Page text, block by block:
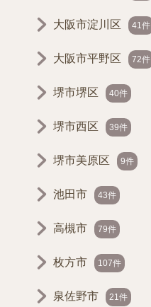
大阪市淀川区 41件
大阪市平野区 72件
堺市堺区 40件
堺市西区 39件
堺市美原区 9件
池田市 43件
高槻市 79件
枚方市 107件
泉佐野市 21件